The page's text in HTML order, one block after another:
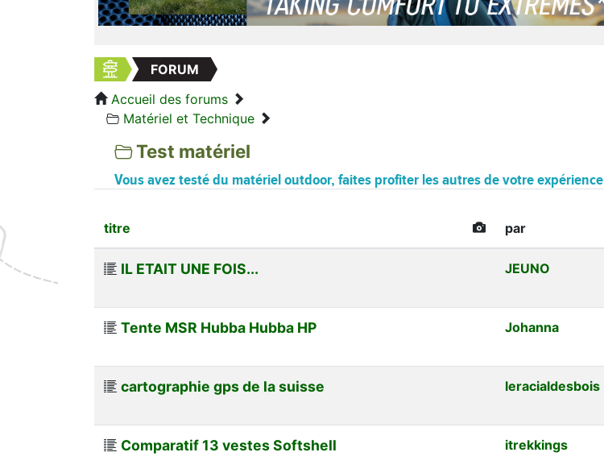
FORUM
Accueil des forums
Matériel et Technique
Test matériel
Vous avez testé du matériel outdoor, faites profiter les autres de votre expérience
titre par
IL ETAIT UNE FOIS... JEUNO
Tente MSR Hubba Hubba HP Johanna
cartographie gps de la suisse leracialdesbois
Comparatif 13 vestes Softshell itrekkings